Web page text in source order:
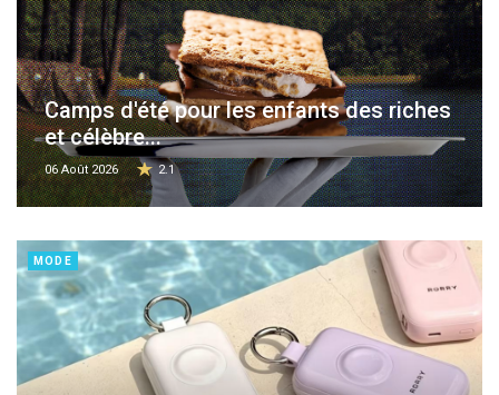
Camps d'été pour les enfants des riches
et célèbre...
06 Août 2026 2.1
MODE